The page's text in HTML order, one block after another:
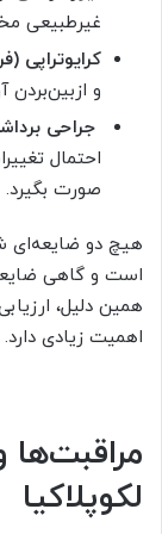
غیرطبیعی
کرایوتراپی
و ازبین‌بردن
جراحی
احتمال
صورت بگیرد.
هیچ دو ضایعه‌ای
است و گاهی
همین دلیل،
اهمیت زیادی دارد.
لکوپلاکیا